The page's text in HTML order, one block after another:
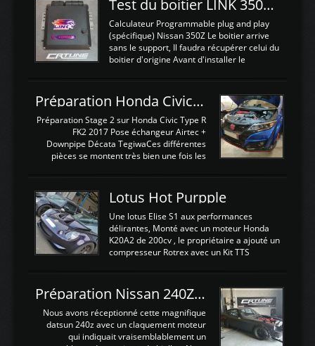
Test du boitier LINK 350Z Plugin ECU
Calculateur Programmable plug and play
(spécifique) Nissan 350Z Le boitier arrive
sans le support, Il faudra récupérer celui du
boitier d'origine Avant d'installer le
d'envoyer l'information de la large bande
dans le boitier. sydney sweeney deepfake
La sortie 0-5V de l'afr sera connectée sur
l'entrée AN Volt 8 et GndAN pour
Analogique, et Volt car l'information est une
tension (Pas une résistance variable d'un
est temps de brancher le ...
Préparation Honda Civic Type R FK2
Préparation Stage 2 sur Honda Civic Type R
FK2 2017 Pose échangeur Airtec +
Downpipe Décata TegiwaCes différentes
pièces se montent très bien une fois les
légere découpe du plastique inferieur,
negénant en rien la structure ou le
fonctionnement du fond plat. Une
reprogrammation Stage 2 est faite sur le
calculateur d'origine. Une alternative
économique au passage sur Hondata
d'origine 310cv et 400Nn , Une fois
reprogrammé et les ...
Lotus Hot Purpple
Une lotus Elise S1 aux performances
délirantes, Monté avec un moteur Honda
K20A2 de 200cv , le propriétaire a ajouté un
compresseur Rotrex avec un Kit TTS
d'augmenter la puissance de son moteur:
un watercooler a été ajouté. 300Cv sans
échangeurLa lotus équipée d'un Hondata
Kpro et d'une large bande pour le réglage
Avantages et inconvénients d'un
Préparation Nissan 240Z SR20DET
Nous avons réceptionné cette magnifique
datsun 240z avec un claquement moteur
qui indiquait vraisemblablement un